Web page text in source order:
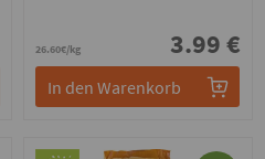
26.60€/kg 3.99 €
In den Warenkorb